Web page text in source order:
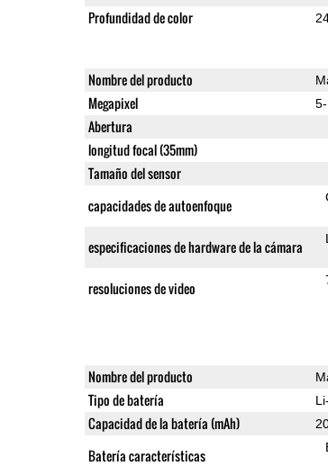
Profundidad de color
Nombre del producto
Megapixel
Abertura
longitud focal (35mm)
Tamaño del sensor
capacidades de autoenfoque
especificaciones de hardware de la cámara
resoluciones de video
Nombre del producto
Tipo de batería
Capacidad de la batería (mAh)
Batería características